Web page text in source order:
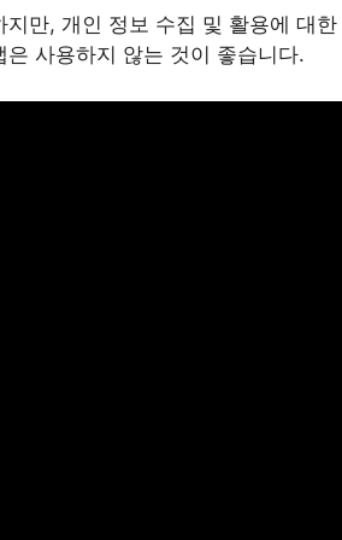
만, 개인 정보 수집 및 활용에 대
사용하지 않는 것이 좋습니다.